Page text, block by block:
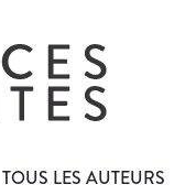
TOUS LES AUTEURS